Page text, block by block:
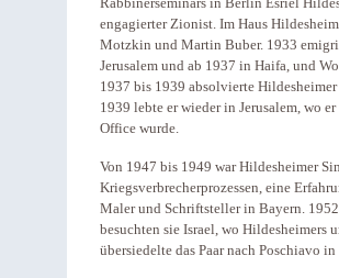
Rabbinerseminars in Berlin Esriel
engagierter Zionist. Im Haus
Motzkin und Martin Buber. 1933
Jerusalem und ab 1937 in Haifa, und
1937 bis 1939 absolvierte
1939 lebte er wieder in Jerusalem, wo
Office wurde.
Von 1947 bis 1949 war Hildesheimer
Kriegsverbrecherprozessen, eine
Maler und Schriftsteller in Bayern.
besuchten sie Israel, wo Hildesheimers
übersiedelte das Paar nach Poschiavo